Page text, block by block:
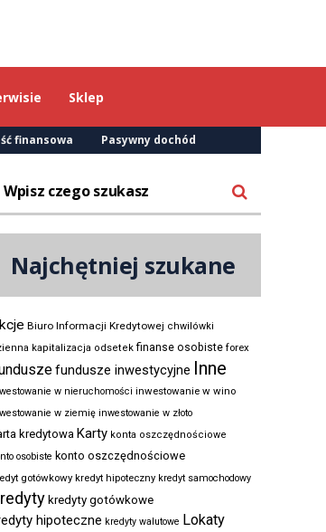
Sklep
finansowa Pasywny dochód
Najchętniej szukane
Biuro Informacji Kredytowej chwilówki
kapitalizacja odsetek finanse osobiste forex
fundusze inwestycyjne Inne
w nieruchomości inwestowanie w wino
w ziemię inwestowanie w złoto
kredytowa Karty konta oszczędnościowe
osobiste konto oszczędnościowe
gotówkowy kredyt hipoteczny kredyt samochodowy
kredyty gotówkowe
hipoteczne kredyty walutowe Lokaty